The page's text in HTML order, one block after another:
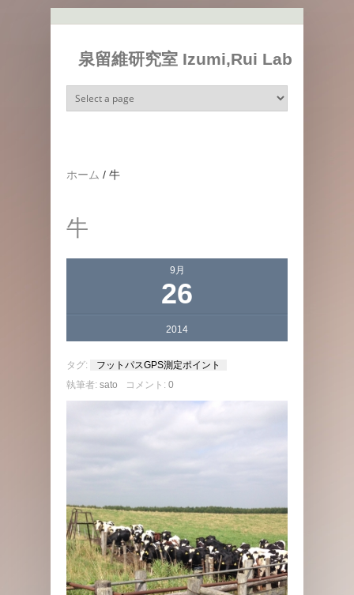
泉留維研究室 Izumi,Rui Lab
ホーム / 牛
牛
9月
26
2014
タグ:
フットパスGPS測定ポイント
執筆者: sato コメント: 0